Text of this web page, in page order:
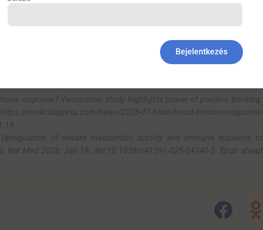
hogy melyik csoportba
response? Vaccination study highlights power of positive thinking.
news/2026-01-brain-boost-immune-response-
of reward mesolimbic activity and immune response to
Nat Med 2026; Jan 19. doi:10.1038/s41591-025-04140-5. Epub ahead
Bejelentkezés